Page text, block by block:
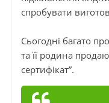
спробувати
Сьогодні багато
та її родина
сертифікат”.